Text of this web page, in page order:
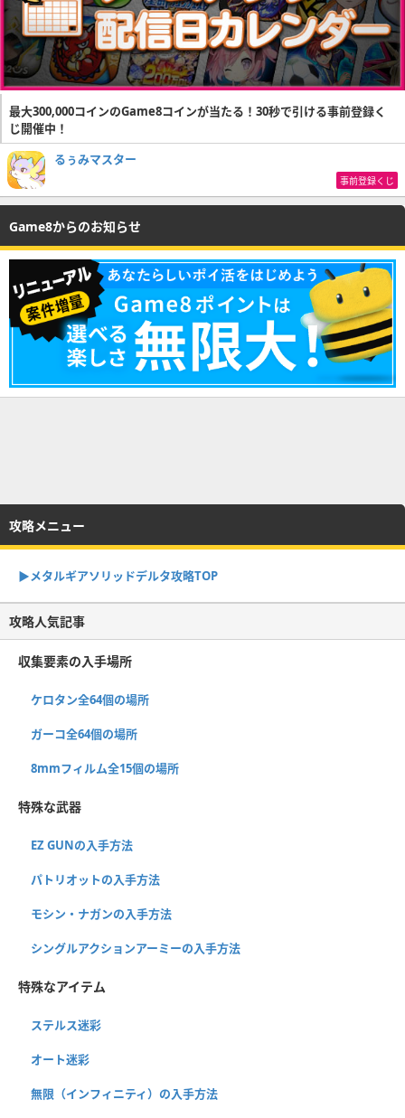
最大300,000コインのGame8コインが当たる！30秒で引ける事前登録く
じ開催中！
るぅみマスター
事前登録くじ
Game8からのお知らせ
攻略メニュー
▶︎メタルギアソリッドデルタ攻略TOP
攻略人気記事
収集要素の入手場所
ケロタン全64個の場所
ガーコ全64個の場所
8mmフィルム全15個の場所
特殊な武器
EZ GUNの入手方法
パトリオットの入手方法
モシン・ナガンの入手方法
シングルアクションアーミーの入手方法
特殊なアイテム
ステルス迷彩
オート迷彩
無限（インフィニティ）の入手方法